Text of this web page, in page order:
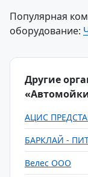
Популярная
оборудование:
Другие
АЦИС
БАРКЛАЙ -
Велес ООО